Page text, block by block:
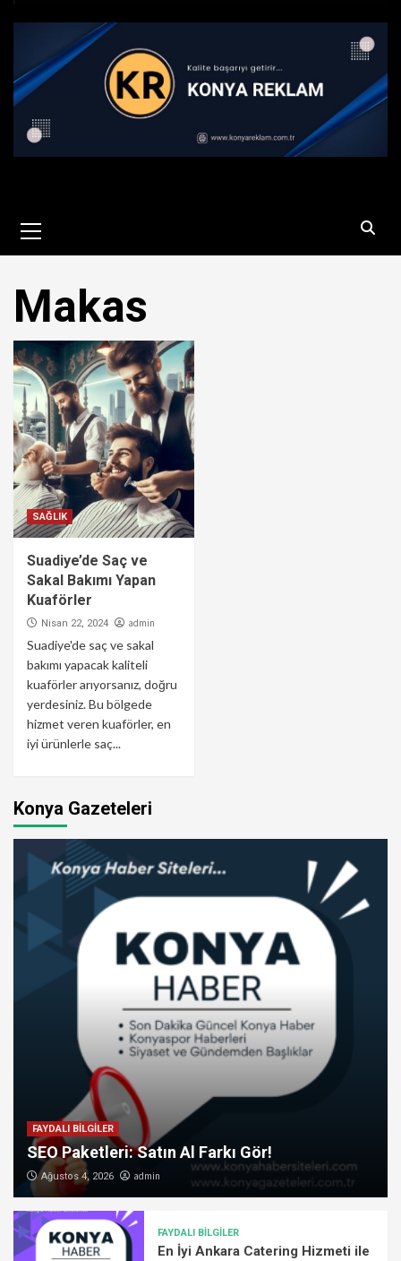
Menu
Makas
SAĞLIK
Suadiye’de Saç ve
Sakal Bakımı Yapan
Kuaförler
Nisan 22, 2024 admin
Suadiye'de saç ve sakal
bakımı yapacak kaliteli
kuaförler arıyorsanız, doğru
yerdesiniz. Bu bölgede
hizmet veren kuaförler, en
iyi ürünlerle saç...
Konya Gazeteleri
FAYDALI BİLGİLER
SEO Paketleri: Satın Al Farkı Gör!
Ağustos 4, 2026 admin
FAYDALI BİLGİLER
En İyi Ankara Catering Hizmeti ile